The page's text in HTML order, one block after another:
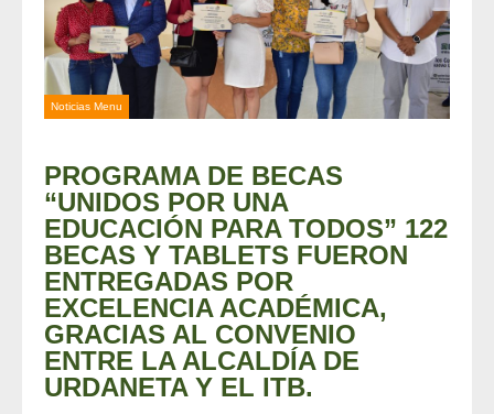
Noticias Menu
PROGRAMA DE BECAS
“UNIDOS POR UNA
EDUCACIÓN PARA TODOS” 122
BECAS Y TABLETS FUERON
ENTREGADAS POR
EXCELENCIA ACADÉMICA,
GRACIAS AL CONVENIO
ENTRE LA ALCALDÍA DE
URDANETA Y EL ITB.